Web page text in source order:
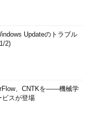
Updateのトラブル
2)
、CNTKを――機械学
ビスが登場